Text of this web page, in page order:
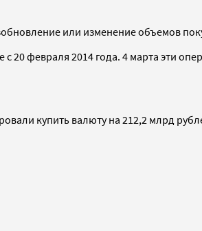
или изменение объемов
20 февраля 2014 года. 4 марта эти
купить валюту на 212,2 млрд